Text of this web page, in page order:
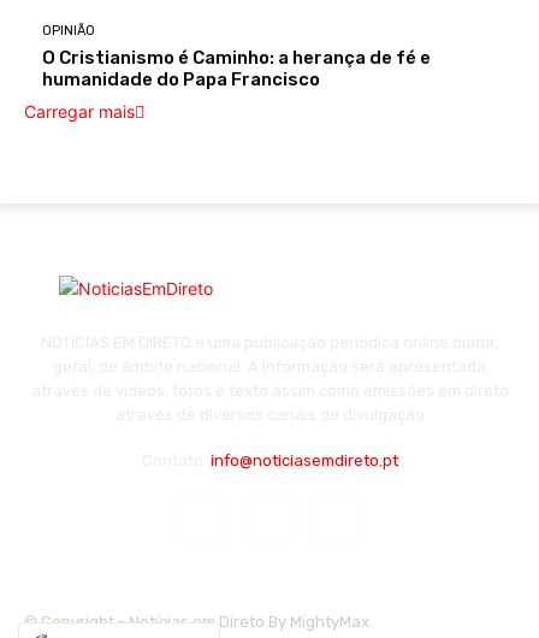
OPINIÃO
O Cristianismo é Caminho: a herança de fé e
humanidade do Papa Francisco
Carregar mais
info@noticiasemdireto.pt
© Copyright - Notícias em Direto By MightyMax